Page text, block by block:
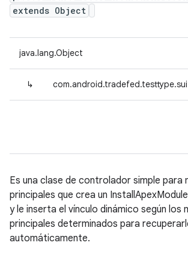
extends Object
java.lang.Object
↳
Es una clase de controlador simple para
principales que crea un
y le inserta el vínculo dinámico según los
principales determinados para
automáticamente.